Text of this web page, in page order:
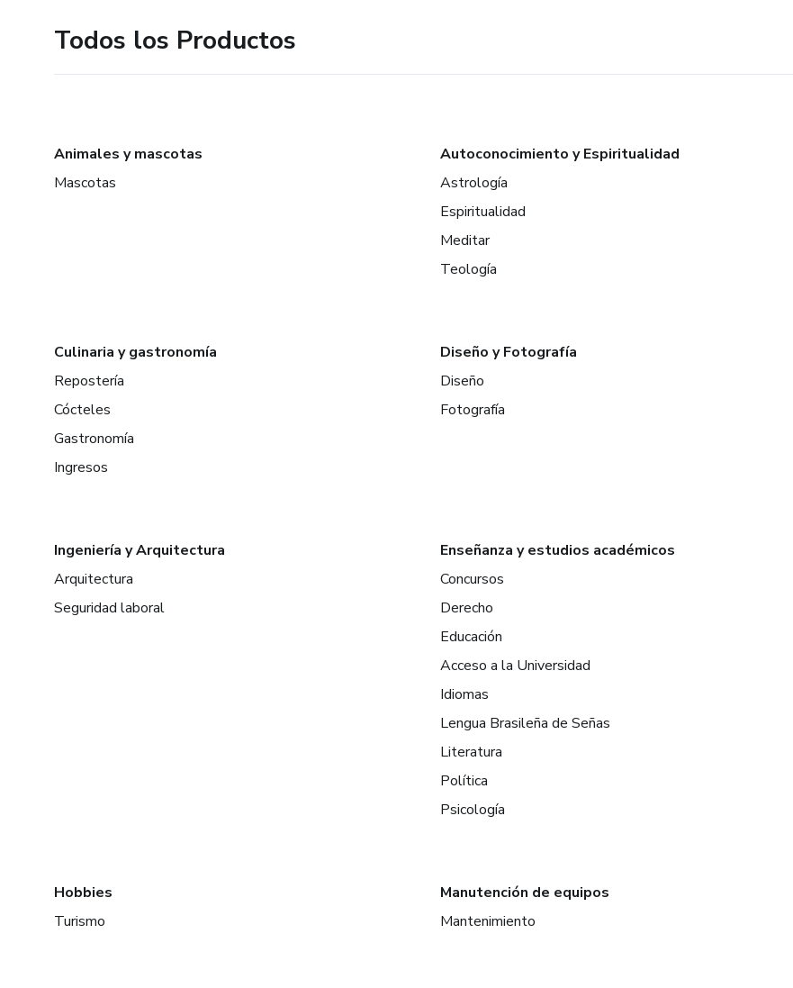
Todos los Productos
Animales y mascotas
Mascotas
Autoconocimiento y Espiritualidad
Astrología
Espiritualidad
Meditar
Teología
Culinaria y gastronomía
Repostería
Cócteles
Gastronomía
Ingresos
Diseño y Fotografía
Diseño
Fotografía
Ingeniería y Arquitectura
Arquitectura
Seguridad laboral
Enseñanza y estudios académicos
Concursos
Derecho
Educación
Acceso a la Universidad
Idiomas
Lengua Brasileña de Señas
Literatura
Política
Psicología
Hobbies
Turismo
Manutención de equipos
Mantenimiento